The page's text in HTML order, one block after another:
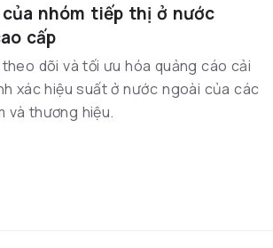
của nhóm tiếp thị ở nước
cấp
dõi và tối ưu hóa quảng cáo cải
xác hiệu suất ở nước ngoài của các
và thương hiệu.